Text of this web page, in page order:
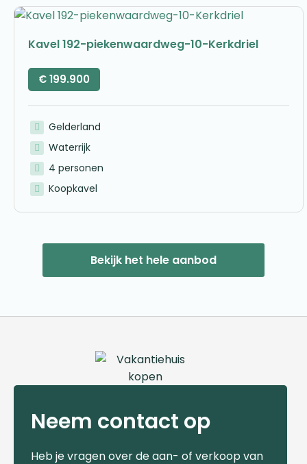
Kavel 192-piekenwaardweg-10-Kerkdriel
€199.900
Gelderland
Waterrijk
4 personen
Koopkavel
Bekijk het hele aanbod
Neem contact op
Heb je vragen over de aan- of verkoop van